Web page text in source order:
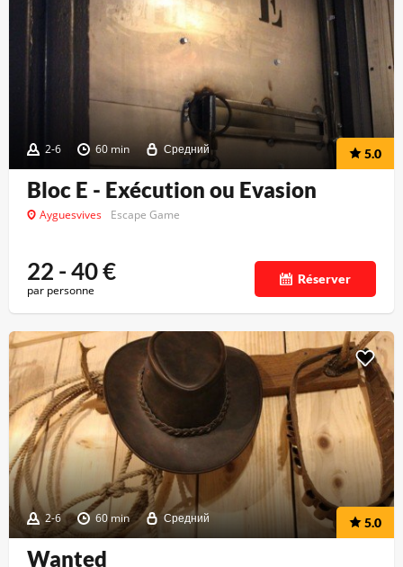
2-6 60 min Средний 5.0
Bloc E - Exécution ou Evasion
Ayguesvives Escape Game
22 - 40€
par personne
Réserver
2-6 60 min Средний 5.0
Wanted